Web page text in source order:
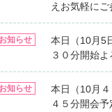
えお気軽に
お知らせ
本日（10月5
３０分開始
お知らせ
本日（10月
４５分開会